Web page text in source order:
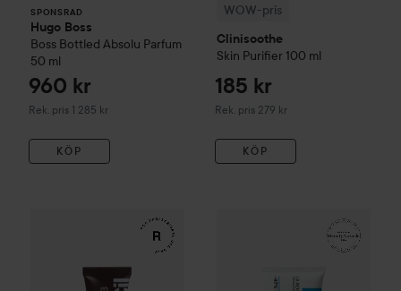
SPONSRAD
Hugo Boss
Boss Bottled Absolu Parfum
50 ml
960 kr
Rek. pris 1 285 kr
Rekommenderat pris 1 285 kr
KÖP
WOW-pris
Clinisoothe
Skin Purifier 100 ml
185 kr
Rek. pris 279 kr
Rekommenderat pris 279 kr
KÖP
RefectoCilEyelash & Eyebrow Tint 3 Natural
La Roche-Posay